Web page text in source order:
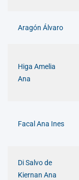
Aragón Álvaro
Higa Amelia
Ana
Facal Ana Ines
Di Salvo de
Kiernan Ana